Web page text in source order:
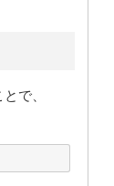
で、